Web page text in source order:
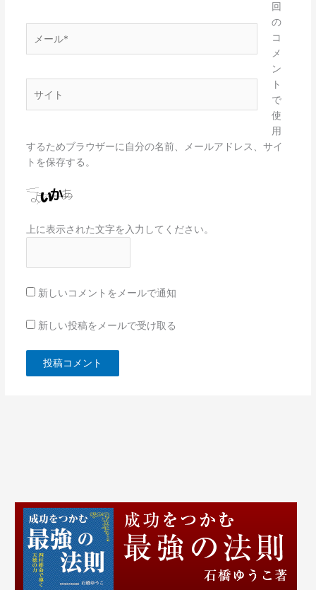
ー
*
回
の
コ
メ
ン
ト
で
使
用
するためブラウザーに自分の名前、メールアドレス、サイ
トを保存する。
上に表示された文字を入力してください。
新しいコメントをメールで通知
新しい投稿をメールで受け取る